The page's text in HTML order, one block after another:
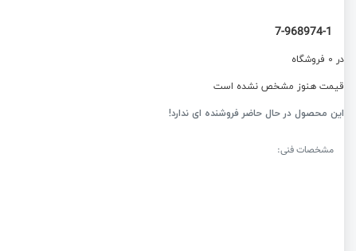
7-968974-1
در 0 فروشگاه
قیمت هنوز مشخص نشده است
این محصول در حال حاضر فروشنده ای ندارد!
مشخصات فنی: